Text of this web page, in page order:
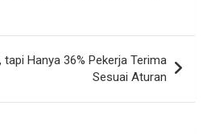
tapi Hanya 36% Pekerja Terima
Sesuai Aturan